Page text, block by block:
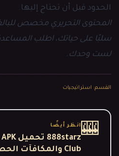
الحدود قبل أن تحتاج إليها.
سلبًا على حياتك، اطلب
لست وحدك.
القسم: استراتيجيات
🎰انظر أيضًا
Club والمكافآت الحصرية